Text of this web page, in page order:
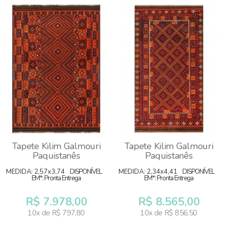
Tapete Kilim Galmouri
Paquistanês
MEDIDA: 2,57x3,74 DISPONÍVEL
EM*: Pronta Entrega
R$ 7.978,00
10x de R$ 797,80
Tapete Kilim Galmouri
Paquistanês
MEDIDA: 2,34x4,41 DISPONÍVEL
EM*: Pronta Entrega
R$ 8.565,00
10x de R$ 856,50